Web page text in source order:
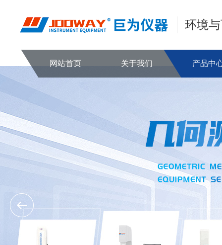
环境
网站首页 关于我们 产品中